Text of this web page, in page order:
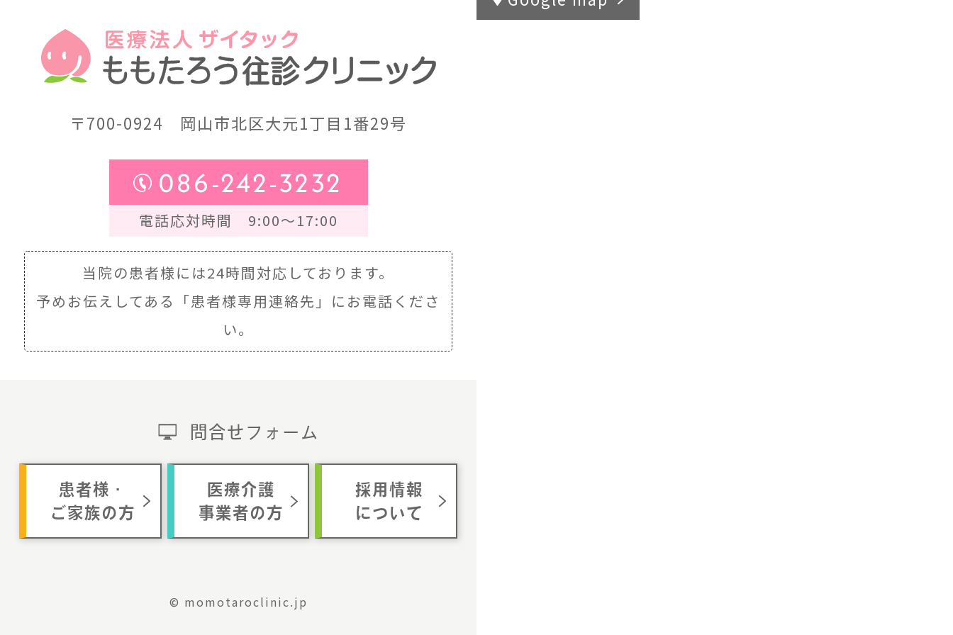
〒700-0924 岡山市北区大元1丁目1番29号
086-242-3232
電話応対時間 9:00～17:00
当院の患者様には24時間対応しております。
予めお伝えしてある
「患者様専用連絡先」にお電話くださ
い。
問合せフォーム
患者様・
ご家族の方
医療介護
事業者の方
採用情報
について
© momotaroclinic.jp